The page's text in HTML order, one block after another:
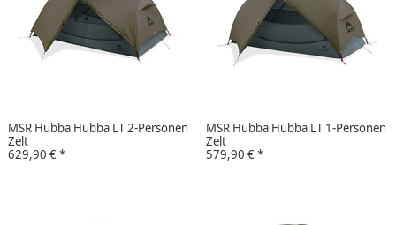
MSR Hubba Hubba LT 2-Personen
Zelt
629,90 €*
MSR Hubba Hubba LT 1-Personen
Zelt
579,90 €*